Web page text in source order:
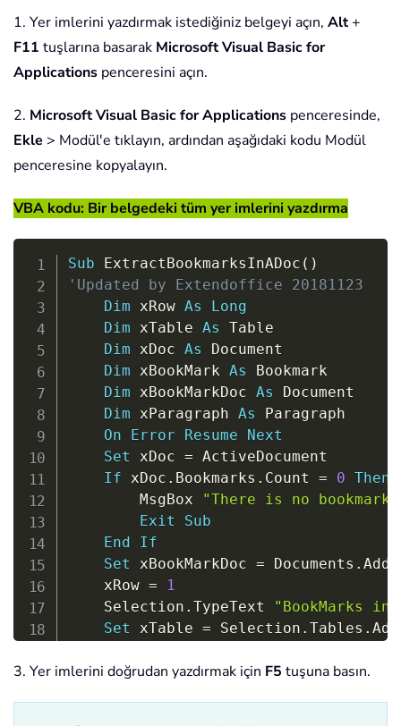
1. Yer imlerini yazdırmak istediğiniz belgeyi açın, Alt+
F11 tuşlarına basarak Microsoft Visual Basic for
Applications penceresini açın.
2. Microsoft Visual Basic for Applications penceresinde,
Ekle > Modül'e tıklayın, ardından aşağıdaki kodu Modül
penceresine kopyalayın.
VBA kodu: Bir belgedeki tüm yer imlerini yazdırma
Sub ExtractBookmarksInADoc ( )
'Updated by Extendoffice 20181123
Dim xRow As
Long
Dim xTable As Table
Dim xDoc As Document
Dim xBookMark As Bookmark
Dim xBookMarkDoc As Document
Dim xParagraph As Paragraph
On
Error Resume
Next
Set xDoc = ActiveDocument
If xDoc . Bookmarks . Count = 0 Then
        MsgBox
"There is no
Exit
Sub
End
If
Set xBookMarkDoc = Documents . Add
    xRow
=
1
    Selection
. TypeText
"BookMarks in
Set xTable = Selection . Tables . Add
With xTable
3. Yer imlerini doğrudan yazdırmak için F5 tuşuna basın.